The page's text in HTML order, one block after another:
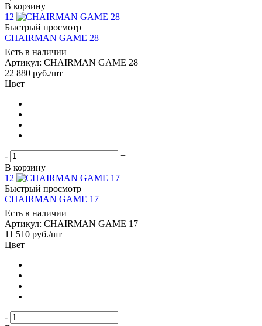
В корзину
12
Быстрый просмотр
CHAIRMAN GAME 28
Есть в наличии
Артикул: CHAIRMAN GAME 28
22 880 руб./шт
Цвет
-
+
В корзину
12
Быстрый просмотр
CHAIRMAN GAME 17
Есть в наличии
Артикул: CHAIRMAN GAME 17
11 510 руб./шт
Цвет
-
+